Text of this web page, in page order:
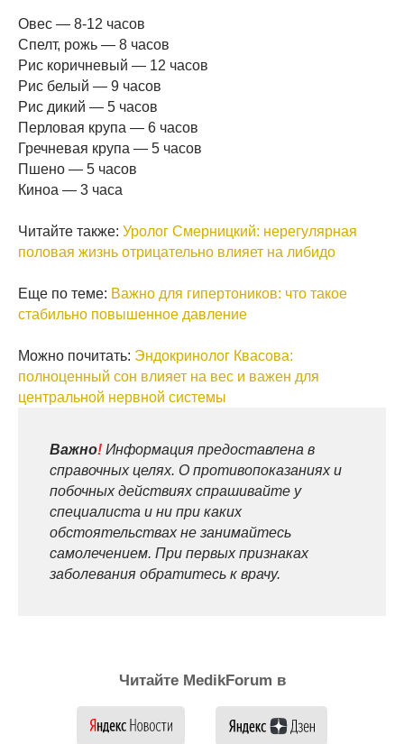
Овес — 8-12 часов
Спелт, рожь — 8 часов
Рис коричневый — 12 часов
Рис белый — 9 часов
Рис дикий — 5 часов
Перловая крупа — 6 часов
Гречневая крупа — 5 часов
Пшено — 5 часов
Киноа — 3 часа
Читайте также: Уролог Смерницкий: нерегулярная
половая жизнь отрицательно влияет на либидо
Еще по теме: Важно для гипертоников: что такое
стабильно повышенное давление
Можно почитать: Эндокринолог Квасова:
полноценный сон влияет на вес и важен для
центральной нервной системы
Важно! Информация предоставлена в
справочных целях. О противопоказаниях и
побочных действиях спрашивайте у
специалиста и ни при каких
обстоятельствах не занимайтесь
самолечением. При первых признаках
заболевания обратитесь к врачу.
Читайте MedikForum в